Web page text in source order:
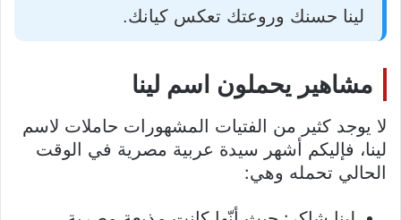
لينا حسنك وروعتك تعكس كيانك.
مشاهير يحملون اسم لينا
لا يوجد كثير من الفتيات المشهورات حاملات لاسم
لينا، فإليكم أشهر سيدة عربية مصرية في الوقت
الحالي تحمله وهي: